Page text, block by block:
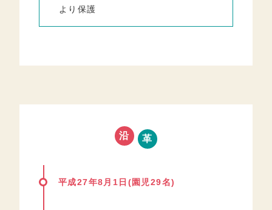
より保護
沿 革
平成27年8月1日(園児29名)